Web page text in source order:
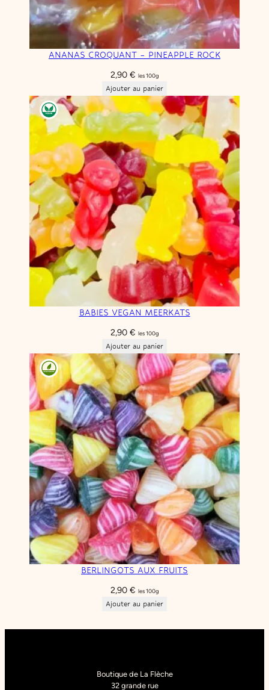
ANANAS CROQUANT – PINEAPPLE ROCK
2,90 € les 100g
Ajouter au panier
BABIES VEGAN MEERKATS
2,90 € les 100g
Ajouter au panier
BERLINGOTS AUX FRUITS
2,90 € les 100g
Ajouter au panier
Boutique de La Flèche
32 grande rue